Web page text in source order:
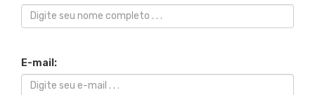
E-mail: